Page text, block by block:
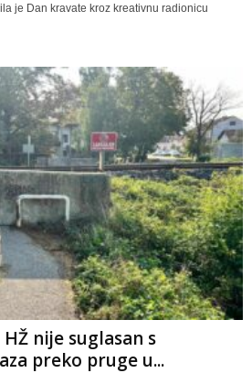
je Dan kravate kroz kreativnu radionicu
nije suglasan s
preko pruge u...